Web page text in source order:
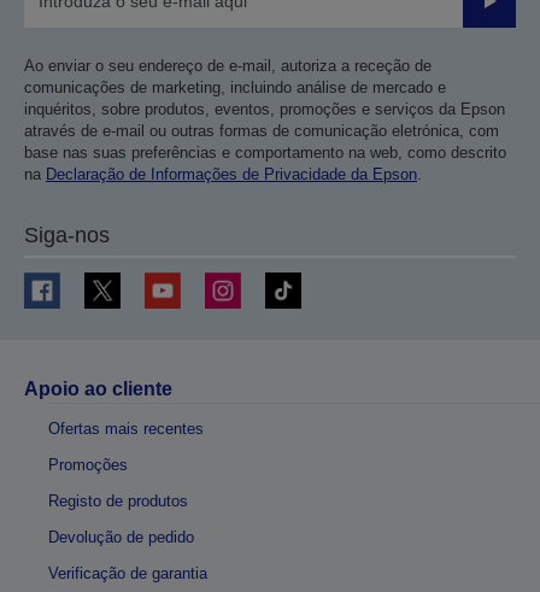
Enviar
Ao enviar o seu endereço de e-mail, autoriza a receção de
comunicações de marketing, incluindo análise de mercado e
inquéritos, sobre produtos, eventos, promoções e serviços da Epson
através de e-mail ou outras formas de comunicação eletrónica, com
base nas suas preferências e comportamento na web, como descrito
na Declaração de Informações de Privacidade da Epson
Siga-nos
Apoio ao cliente
Ofertas mais recentes
Promoções
Registo de produtos
Devolução de pedido
Verificação de garantia